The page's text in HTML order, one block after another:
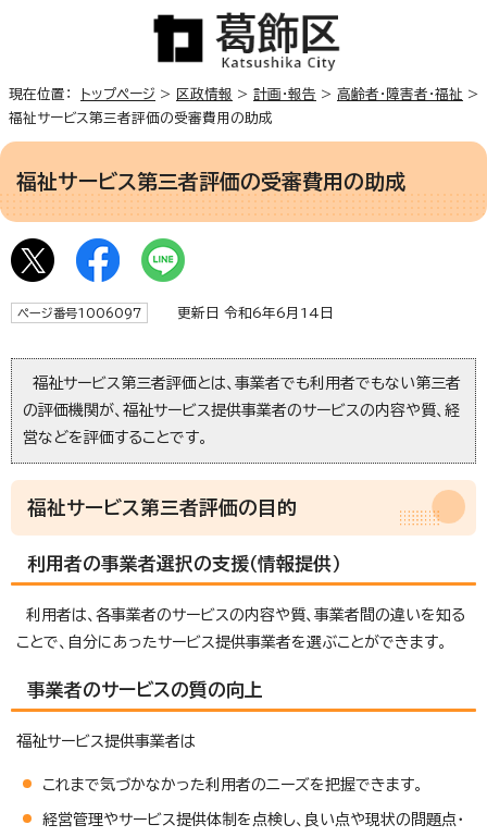
現在位置： トップページ > 区政情報 > 計画・報告 > 高齢者・障害者・福祉 >
福祉サービス第三者評価の受審費用の助成
福祉サービス第三者評価の受審費用の助成
ページ番号1006097 更新日 令和6年6月14日
福祉サービス第三者評価とは、事業者でも利用者でもない第三者
の評価機関が、福祉サービス提供事業者のサービスの内容や質、経
営などを評価することです。
福祉サービス第三者評価の目的
利用者の事業者選択の支援（情報提供）
利用者は、各事業者のサービスの内容や質、事業者間の違いを知る
ことで、自分にあったサービス提供事業者を選ぶことができます。
事業者のサービスの質の向上
福祉サービス提供事業者は
これまで気づかなかった利用者のニーズを把握できます。
経営管理やサービス提供体制を点検し、良い点や現状の問題点・